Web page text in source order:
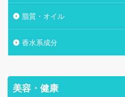
脂質・オイル
香水系成分
美容・健康